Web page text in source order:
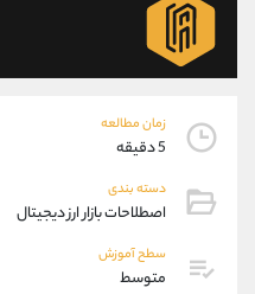
زمان مطالعه
5 دقیقه
دسته بندی
اصطلاحات بازار ارز دیجیتال
سطح آموزش
متوسط
واتساپ
تلگرام
پشتیبان فروش
موبایل